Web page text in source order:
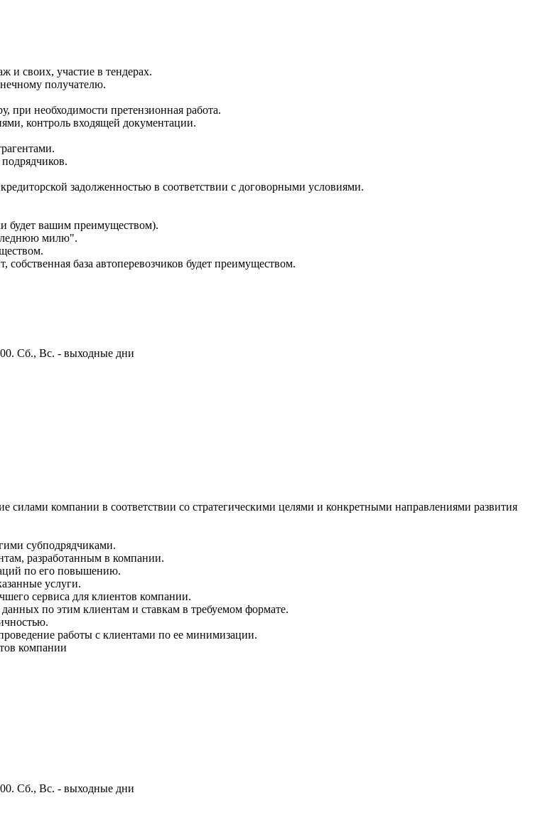
и своих, участие в тендерах.
получателю.
при необходимости претензионная работа.
контроль входящей документации.
задолженностью в соответствии с договорными условиями.
будет вашим преимуществом).
милю".
база автоперевозчиков будет преимуществом.
Сб., Вс. - выходные дни
компании в соответствии со стратегическими целями и конкретными направлениями развития
субподрядчиками.
разработанным в компании.
по его повышению.
услуги.
сервиса для клиентов компании.
по этим клиентам и ставкам в требуемом формате.
работы с клиентами по ее минимизации.
компании
Сб., Вс. - выходные дни